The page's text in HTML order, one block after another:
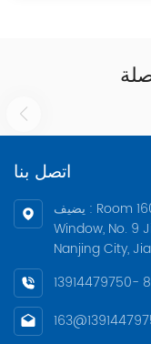
اتصل بنا
يضيف : Room 1605, Building G1, Greenland
Window, No. 9
Nanjing City,